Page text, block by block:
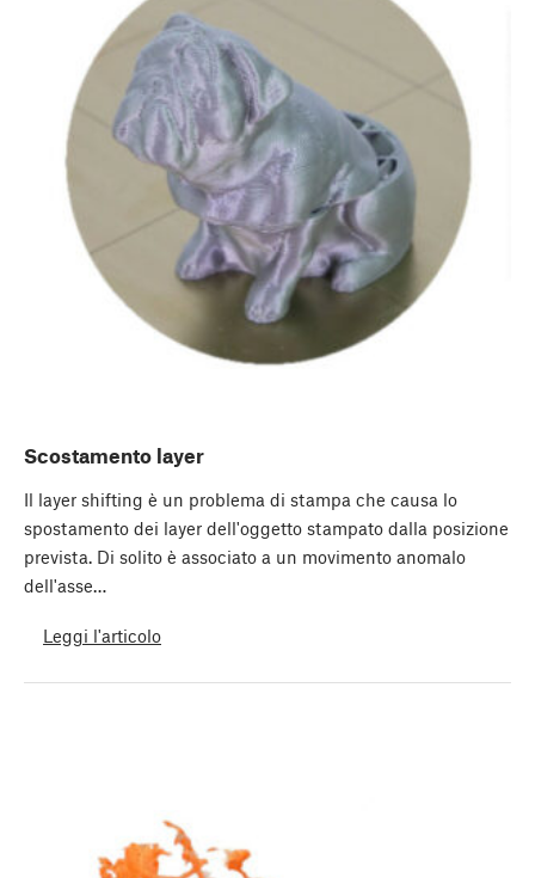
Scostamento layer
Il layer shifting è un problema di stampa che causa lo
spostamento dei layer dell'oggetto stampato dalla posizione
prevista. Di solito è associato a un movimento anomalo
dell'asse…
Leggi l'articolo